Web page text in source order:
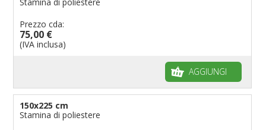
Prezzo cda:
75,00 €
(IVA inclusa)
AGGIUNGI
150x225 cm
Stamina di poliestere